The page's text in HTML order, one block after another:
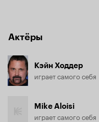
Актёры
Кэйн Ходдер
играет самого себя
Mike Aloisi
играет самого себя